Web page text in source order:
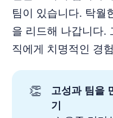
팀이 있습니다. 탁월
을 리드해 나갑니다.
직에게 치명적인 경
👏
고성과 팀을
기